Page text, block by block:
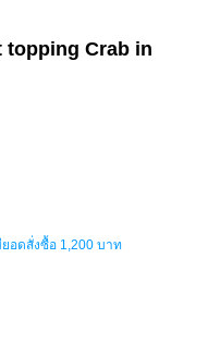
topping Crab in
ยอดสั่งซื้อ 1,200 บาท